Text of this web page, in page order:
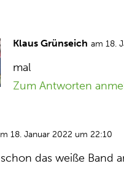
Klaus Grünseich am 18.
mal
Zum Antworten
18. Januar 2022 um 22:10
das weiße Band